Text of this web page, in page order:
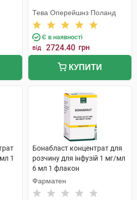
Тева Оперейшнз Поланд
Є в наявності
від 2724.40 грн
КУПИТИ
1
Бонабласт концентрат для
розчину для інфузій 1 мг/мл
6 мл 1 флакон
Фарматен